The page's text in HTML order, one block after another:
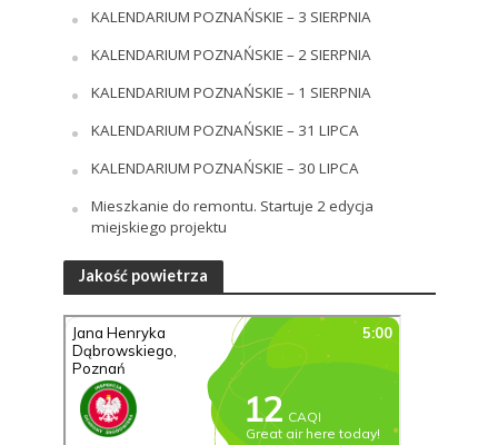
KALENDARIUM POZNAŃSKIE – 3 SIERPNIA
KALENDARIUM POZNAŃSKIE – 2 SIERPNIA
KALENDARIUM POZNAŃSKIE – 1 SIERPNIA
KALENDARIUM POZNAŃSKIE – 31 LIPCA
KALENDARIUM POZNAŃSKIE – 30 LIPCA
Mieszkanie do remontu. Startuje 2 edycja
miejskiego projektu
Jakość powietrza